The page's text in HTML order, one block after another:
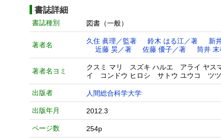
書誌詳細
書誌種別 図書（一般）
著者名 久住 眞理／監著 鈴木 はる江／著
新
近藤 昊／著
佐藤 優子／著 筒井
著者名ヨミ
クスミ マリ スズキ ハルエ アライ ヤ
イ コンドウ ヒロシ サトウ ユウコ ツ
出版者 人間総合科学大学
出版年月 2012.3
ページ数 254p